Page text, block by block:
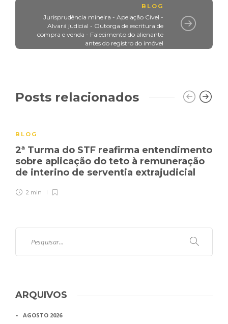
BLOG
Jurisprudência mineira - Apelação Cível -
Alvará judicial - Outorga de escritura de
compra e venda - Falecimento do alienante
antes do registro do imóvel
Posts relacionados
BLOG
2ª Turma do STF reafirma entendimento
sobre aplicação do teto à remuneração
de interino de serventia extrajudicial
2 min
ARQUIVOS
AGOSTO 2026